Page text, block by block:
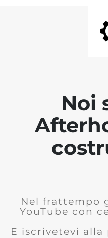
Noi
Nel frattempo
YouTube con
E iscrivetevi alla